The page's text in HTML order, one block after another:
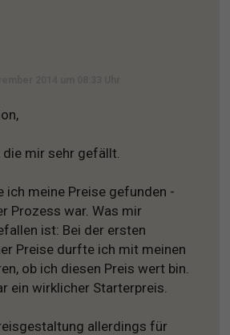
mir sehr gefällt.
ich meine Preise gefunden -
Prozess war. Was mir
ist: Bei der ersten
Preise durfte ich mit meinen
ob ich diesen Preis wert bin.
ein wirklicher Starterpreis.
allerdings für